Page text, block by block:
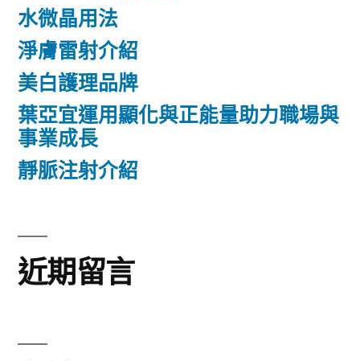
水微晶用法
淨膚雷射介紹
美白護理品牌
葉亞宜運用顯化與正能量助力職場與
事業成長
靜脈注射介紹
近期留言